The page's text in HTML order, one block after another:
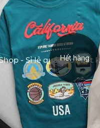
Hết hàng